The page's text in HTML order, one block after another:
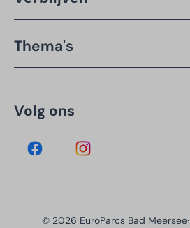
Thema's
Volg ons
© 2026 EuroParcs Bad Meersee·